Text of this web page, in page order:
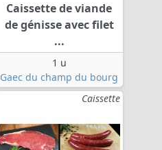
Caissette de viande
de génisse avec filet
...
1 u
Gaec du champ du bourg
Caissette